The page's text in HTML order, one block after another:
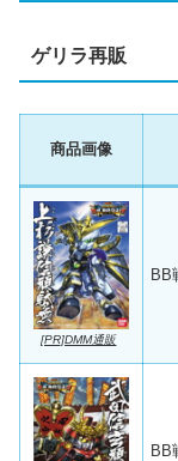
ゲリラ再販
商品画像
[PR]DMM通販
BB
BB